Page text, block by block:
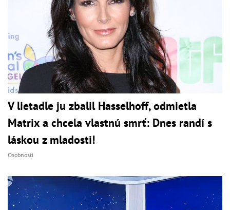
V lietadle ju zbalil Hasselhoff, odmietla
Matrix a chcela vlastnú smrť: Dnes randí s
láskou z mladosti!
Osobnosti